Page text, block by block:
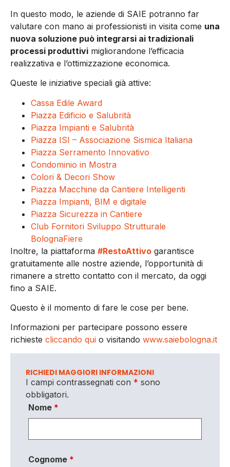
In questo modo, le aziende di SAIE potranno far
valutare con mano ai professionisti in visita come una
nuova soluzione può integrarsi ai tradizionali
processi produttivi migliorandone l’efficacia
realizzativa e l’ottimizzazione economica.
Queste le iniziative speciali già attive:
Cassa Edile Award
Piazza Edificio e Salubrità
Piazza Impianti e Salubrità
Piazza ISI – Associazione Sismica Italiana
Piazza Serramento Innovativo
Condominio in Mostra
Colori & Decori Show
Piazza Macchine da Cantiere Intelligenti
Piazza Impianti, BIM e digitale
Piazza Sicurezza in Cantiere
Club Fornitori Sviluppo Strutturale
BolognaFiere
Inoltre, la piattaforma #RestoAttivo garantisce
gratuitamente alle nostre aziende, l’opportunità di
rimanere a stretto contatto con il mercato, da oggi
fino a SAIE.
Questo è il momento di fare le cose per bene.
Informazioni per partecipare possono essere
richieste cliccando qui o visitando www.saiebologna.it
RICHIEDI MAGGIORI INFORMAZIONI
I campi contrassegnati con * sono
obbligatori.
Nome *
Cognome *